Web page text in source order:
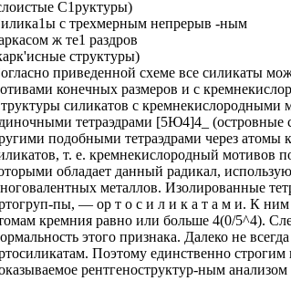
С1руктуры)
с трехмерным непрерыв -ным
ж те1 раздров
структуры)
приведенной схеме все силикаты
конечных размеров и с
силикатов с кремнекислородными
тетраэдрами [5Ю4]4_ (островные
подобными тетраэдрами через атомы
т. е. кремнекислородный мотивов
обладает данный радикал,
металлов. Изолированные
пы, — ор т о с и л и к а т а м и. К ним
кремния равно или больше 4(0/5^4).
этого признака. Далеко не
Поэтому единственно
рентгеноструктур-ным